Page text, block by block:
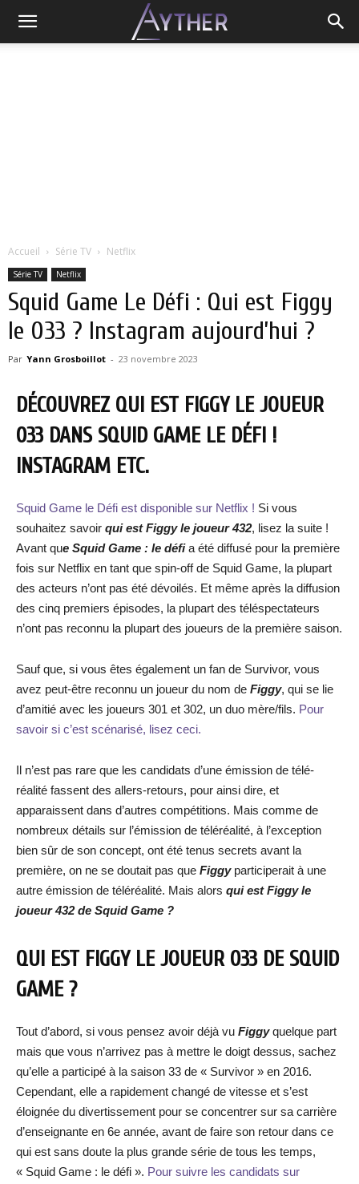
Accueil Série TV Netflix
Série TV Netflix
Squid Game Le Défi : Qui est Figgy
le 033 ? Instagram aujourd’hui ?
Par Yann Grosboillot - 23 novembre 2023
DÉCOUVREZ QUI EST FIGGY LE JOUEUR
033 DANS SQUID GAME LE DÉFI !
INSTAGRAM ETC.
Squid Game le Défi est disponible sur Netflix ! Si vous
souhaitez savoir qui est Figgy le joueur 432, lisez la suite !
Avant que Squid Game : le défia été diffusé pour la première
fois sur Netflix en tant que spin-off de Squid Game, la plupart
des acteurs n’ont pas été dévoilés. Et même après la diffusion
des cinq premiers épisodes, la plupart des téléspectateurs
n’ont pas reconnu la plupart des joueurs de la première saison.
Sauf que, si vous êtes également un fan de Survivor, vous
avez peut-être reconnu un joueur du nom de Figgy, qui se lie
d’amitié avec les joueurs 301 et 302, un duo mère/fils. Pour
savoir si c’est scénarisé, lisez ceci.
Il n’est pas rare que les candidats d’une émission de télé-
réalité fassent des allers-retours, pour ainsi dire, et
apparaissent dans d’autres compétitions. Mais comme de
nombreux détails sur l’émission de téléréalité, à l’exception
bien sûr de son concept, ont été tenus secrets avant la
première, on ne se doutait pas que Figgy participerait à une
autre émission de téléréalité. Mais alors qui est Figgy le
joueur 432 de Squid Game ?
QUI EST FIGGY LE JOUEUR 033 DE SQUID
GAME ?
Tout d’abord, si vous pensez avoir déjà vu Figgyquelque part
mais que vous n’arrivez pas à mettre le doigt dessus, sachez
qu’elle a participé à la saison 33 de « Survivor » en 2016.
Cependant, elle a rapidement changé de vitesse et s’est
éloignée du divertissement pour se concentrer sur sa carrière
d’enseignante en 6e année, avant de faire son retour dans ce
qui est sans doute la plus grande série de tous les temps,
« Squid Game : le défi ». Pour suivre les candidats sur